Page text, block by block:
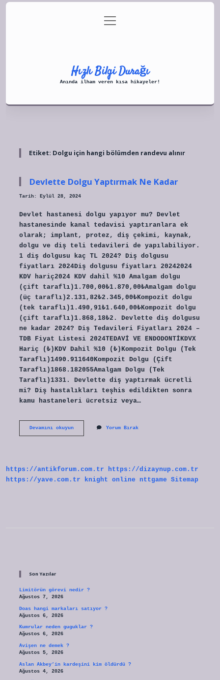
Gizlilik Politikası
menüyü
aç
Hızlı Bilgi Durağı
Anında ilham veren kısa hikayeler!
Etiket: Dolgu için hangi bölümden randevu alınır
Devlette Dolgu Yaptırmak Ne Kadar
Tarih: Eylül 28, 2024
Devlet hastanesi dolgu yapıyor mu? Devlet
hastanesinde kanal tedavisi yaptıranlara ek
olarak; implant, protez, diş çekimi, kaynak,
dolgu ve diş teli tedavileri de yapılabiliyor.
1 diş dolgusu kaç TL 2024? Diş dolgusu
fiyatları 2024Diş dolgusu fiyatları 20242024
KDV hariç2024 KDV dahil %10 Amalgam dolgu
(çift taraflı)1.700,00₺1.870,00₺Amalgam dolgu
(üç taraflı)2.131,82₺2.345,00₺Kompozit dolgu
(tek taraflı)1.490,91₺1.640,00₺Kompozit dolgu
(çift taraflı)1.868,18₺2. Devlette diş dolgusu
ne kadar 2024? Diş Tedavileri Fiyatları 2024 –
TDB Fiyat Listesi 2024TEDAVİ VE ENDODONTİKDVX
Hariç (₺)KDV Dahil %10 (₺)Kompozit Dolgu (Tek
Taraflı)1490.911640Kompozit Dolgu (Çift
Taraflı)1868.182055Amalgam Dolgu (Tek
Taraflı)1331. Devlette diş yaptırmak ücretli
mi? Diş hastalıkları teşhis edildikten sonra
kamu hastaneleri ücretsiz veya…
Devamını okuyunDevlette
Yorum Bırak
https://antikforum.com.tr
https://dizaynup.com.tr
https://yave.com.tr
knight online nttgame Sitemap
Son Yazılar
Limitörün görevi nedir ?
Ağustos 7, 2026
Doas hangi markaları satıyor ?
Ağustos 6, 2026
Kumrular neden guguklar ?
Ağustos 6, 2026
Avişen ne demek ?
Ağustos 5, 2026
Aslan Akbey’in kardeşini kim öldürdü ?
Ağustos 4, 2026